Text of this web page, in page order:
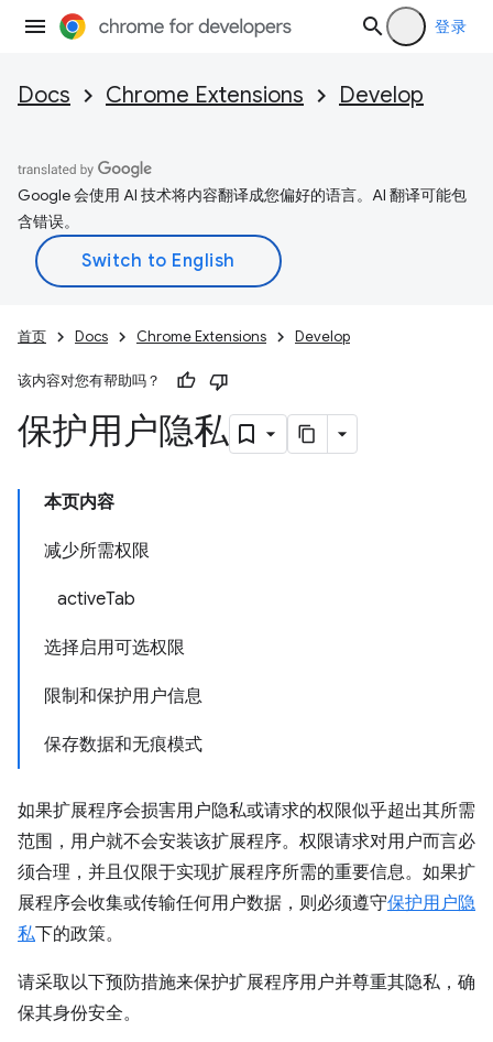
登录
Docs Chrome Extensions Develop
Google 会使用 AI 技术将内容翻译成您偏好的语言。AI 翻译可能包
含错误。
首页 Docs Chrome Extensions Develop
该内容对您有帮助吗？
保护用户隐私
本页内容
减少所需权限
activeTab
选择启用可选权限
限制和保护用户信息
保存数据和无痕模式
如果扩展程序会损害用户隐私或请求的权限似乎超出其所需
范围，用户就不会安装该扩展程序。权限请求对用户而言必
须合理，并且仅限于实现扩展程序所需的重要信息。如果扩
展程序会收集或传输任何用户数据，则必须遵守保护用户隐
私下的政策。
请采取以下预防措施来保护扩展程序用户并尊重其隐私，确
保其身份安全。